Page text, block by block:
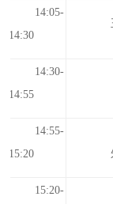
14:05-
14:30
14:30-
14:55
14:55-
15:20
15:20-